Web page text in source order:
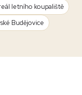
letního koupaliště
Budějovice